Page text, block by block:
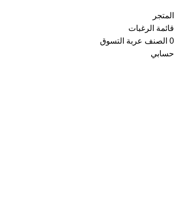
المتجر
قائمة الرغبات
0 الصنف عربة التسوق
حسابي